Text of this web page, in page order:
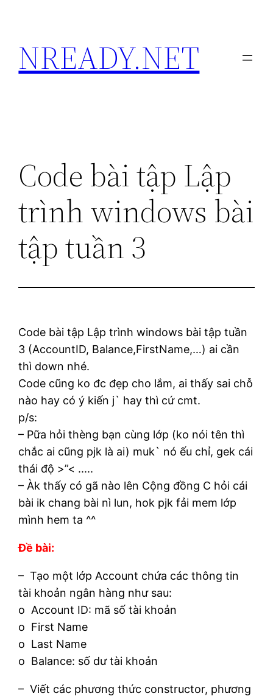
content
NREADY.NET
Code bài tập Lập
trình windows bài
tập tuần 3
Code bài tập Lập trình windows bài tập tuần
3 (AccountID, Balance,FirstName,…) ai cần
thì down nhé.
Code cũng ko đc đẹp cho lắm, ai thấy sai chỗ
nào hay có ý kiến j` hay thì cứ cmt.
p/s:
– Pữa hỏi thèng bạn cùng lớp (ko nói tên thì
chắc ai cũng pjk là ai) muk` nó ếu chỉ, gek cái
thái độ >”< .....
– Àk thấy có gã nào lên Cộng đồng C hỏi cái
bài ik chang bài nì lun, hok pjk fải mem lớp
mình hem ta ^^
Đề bài:
– Tạo một lớp Account chứa các thông tin
tài khoản ngân hàng như sau:
o Account ID: mã số tài khoản
o First Name
o Last Name
o Balance: số dư tài khoản
– Viết các phương thức constructor, phương